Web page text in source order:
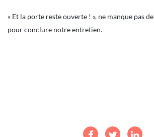
« Et la porte reste ouverte ! », ne manque pas
pour conclure notre entretien.